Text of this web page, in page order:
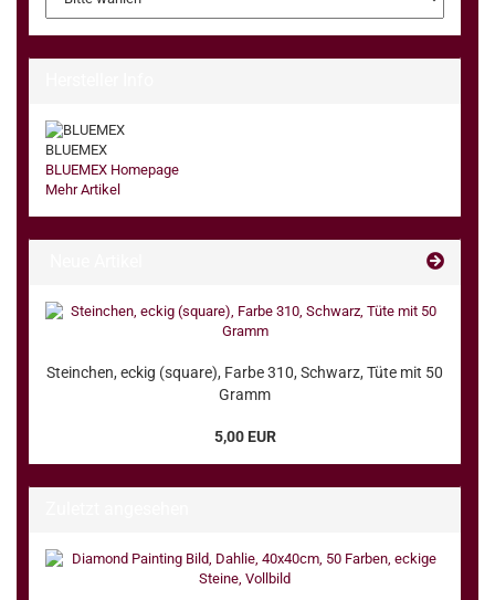
BLUEMEX
BLUEMEX Homepage
Mehr Artikel
Steinchen, eckig (square), Farbe 310, Schwarz, Tüte mit 50
Gramm
5,00 EUR